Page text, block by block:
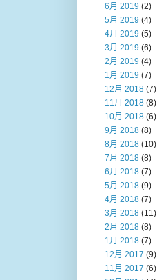
6月 2019 (2)
5月 2019 (4)
4月 2019 (5)
3月 2019 (6)
2月 2019 (4)
1月 2019 (7)
12月 2018 (7)
11月 2018 (8)
10月 2018 (6)
9月 2018 (8)
8月 2018 (10)
7月 2018 (8)
6月 2018 (7)
5月 2018 (9)
4月 2018 (7)
3月 2018 (11)
2月 2018 (8)
1月 2018 (7)
12月 2017 (9)
11月 2017 (6)